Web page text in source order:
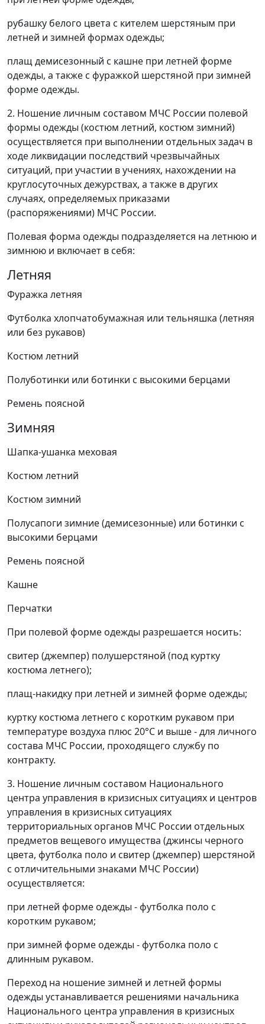
рубашку белого цвета с кителем шерстяным при
летней и зимней формах одежды;
плащ демисезонный с кашне при летней форме
одежды, а также с фуражкой шерстяной при зимней
форме одежды.
2. Ношение личным составом МЧС России полевой
формы одежды (костюм летний, костюм зимний)
осуществляется при выполнении отдельных задач в
ходе ликвидации последствий чрезвычайных
ситуаций, при участии в учениях, нахождении на
круглосуточных дежурствах, а также в других
случаях, определяемых приказами
(распоряжениями) МЧС России.
Полевая форма одежды подразделяется на летнюю и
зимнюю и включает в себя:
Летняя
Фуражка летняя
Футболка хлопчатобумажная или тельняшка (летняя
или без рукавов)
Костюм летний
Полуботинки или ботинки с высокими берцами
Ремень поясной
Зимняя
Шапка-ушанка меховая
Костюм летний
Костюм зимний
Полусапоги зимние (демисезонные) или ботинки с
высокими берцами
Ремень поясной
Кашне
Перчатки
При полевой форме одежды разрешается носить:
свитер (джемпер) полушерстяной (под куртку
костюма летнего);
плащ-накидку при летней и зимней форме одежды;
куртку костюма летнего с коротким рукавом при
температуре воздуха плюс 20°С и выше - для личного
состава МЧС России, проходящего службу по
контракту.
3. Ношение личным составом Национального
центра управления в кризисных ситуациях и центров
управления в кризисных ситуациях
территориальных органов МЧС России отдельных
предметов вещевого имущества (джинсы черного
цвета, футболка поло и свитер (джемпер) шерстяной
с отличительными знаками МЧС России)
осуществляется:
при летней форме одежды - футболка поло с
коротким рукавом;
при зимней форме одежды - футболка поло с
длинным рукавом.
Переход на ношение зимней и летней формы
одежды устанавливается решениями начальника
Национального центра управления в кризисных